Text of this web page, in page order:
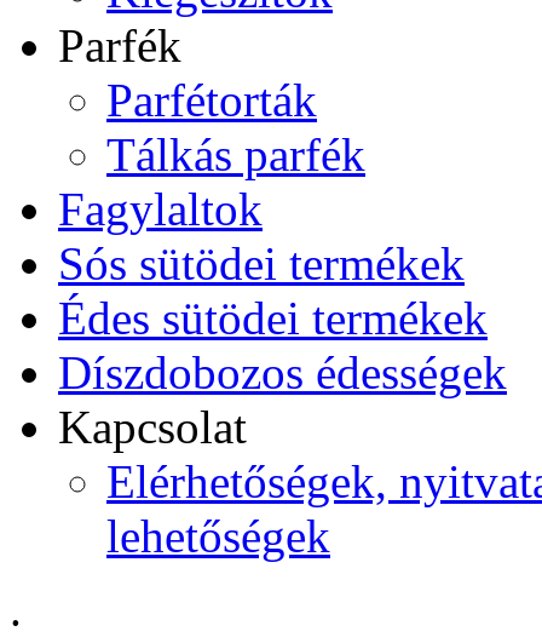
Parfék
Parfétorták
Tálkás parfék
Fagylaltok
Sós sütödei termékek
Édes sütödei termékek
Díszdobozos édességek
Kapcsolat
Elérhetőségek,
lehetőségek
.